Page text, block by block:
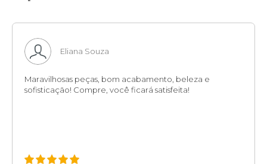
Eliana Souza
Maravilhosas peças, bom acabamento, beleza e
sofisticação! Compre, você ficará satisfeita!